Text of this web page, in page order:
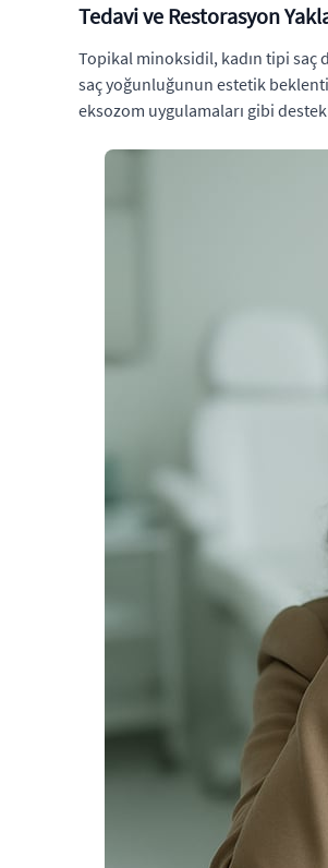
Tedavi ve Restorasyon
Topikal minoksidil, kadın tipi saç
saç yoğunluğunun estetik
eksozom uygulamaları gibi